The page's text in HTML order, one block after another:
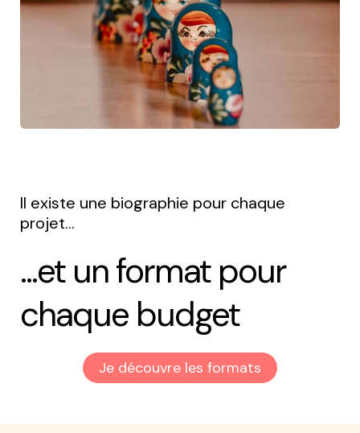
Il existe une biographie pour chaque
projet...
...et un format pour
chaque budget
Je découvre les formats